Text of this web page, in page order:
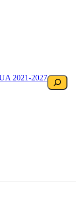
2021-2027Search